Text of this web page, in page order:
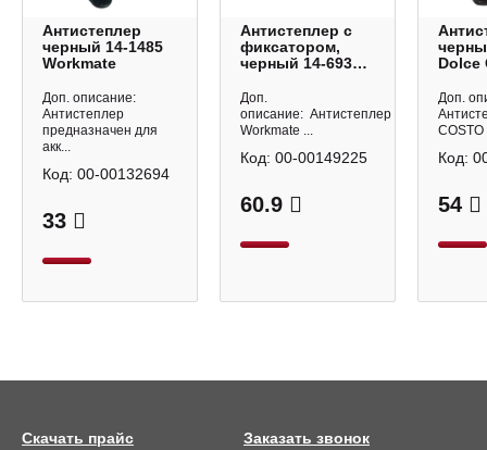
Антистеплер
черный 14-1485
Workmate
Доп. описание:
Антистеплер
предназначен для
акк...
33
Код: 00-00132694
Антистеплер с
фиксатором,
черный 14-6937
Доп.
описание: Антистеплер
Workmate ...
60.9
Код: 00-00149225
Dolce
Доп.
54
Код:
Заказать звонок
Скачать прайс